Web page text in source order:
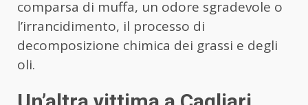
comparsa di muffa, un odore sgradevole o
l’irrancidimento, il processo di
decomposizione chimica dei grassi e degli
oli.